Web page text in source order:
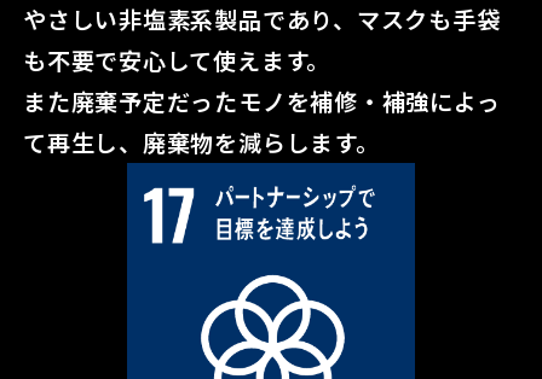
やさしい非塩素系製品であり、マスクも手袋
も不要で安心して使えます。
また廃棄予定だったモノを補修・補強によっ
て再生し、廃棄物を減らします。